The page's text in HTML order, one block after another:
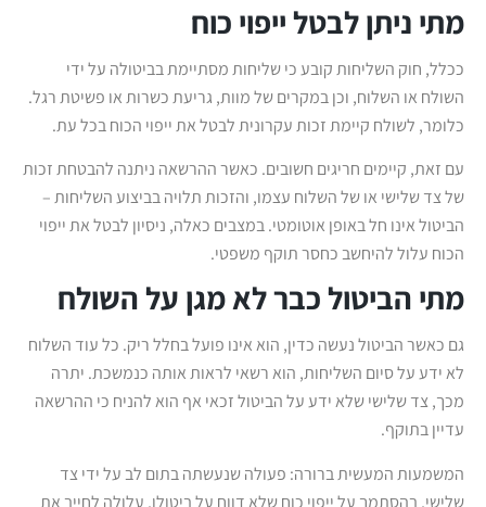
מתי ניתן לבטל ייפוי כוח
ככלל, חוק השליחות קובע כי שליחות מסתיימת בביטולה על ידי
השולח או השלוח, וכן במקרים של מוות, גריעת כשרות או פשיטת רגל.
כלומר, לשולח קיימת זכות עקרונית לבטל את ייפוי הכוח בכל עת.
עם זאת, קיימים חריגים חשובים. כאשר ההרשאה ניתנה להבטחת זכות
של צד שלישי או של השלוח עצמו, והזכות תלויה בביצוע השליחות –
הביטול אינו חל באופן אוטומטי. במצבים כאלה, ניסיון לבטל את ייפוי
הכוח עלול להיחשב כחסר תוקף משפטי.
מתי הביטול כבר לא מגן על השולח
גם כאשר הביטול נעשה כדין, הוא אינו פועל בחלל ריק. כל עוד השלוח
לא ידע על סיום השליחות, הוא רשאי לראות אותה כנמשכת. יתרה
מכך, צד שלישי שלא ידע על הביטול זכאי אף הוא להניח כי ההרשאה
עדיין בתוקף.
המשמעות המעשית ברורה: פעולה שנעשתה בתום לב על ידי צד
שלישי, בהסתמך על ייפוי כוח שלא דווח על ביטולו, עלולה לחייב את